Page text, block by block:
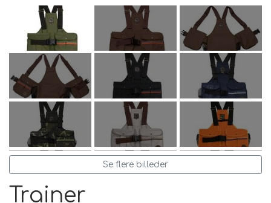
TILSKUD
PRÆMIER & GAVER
Se flere billeder
Trainer